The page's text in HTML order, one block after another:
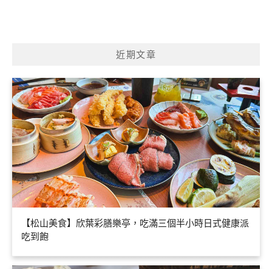
近期文章
【松山美食】欣葉彩膳樂亭，吃滿三個半小時日式健康派
吃到飽